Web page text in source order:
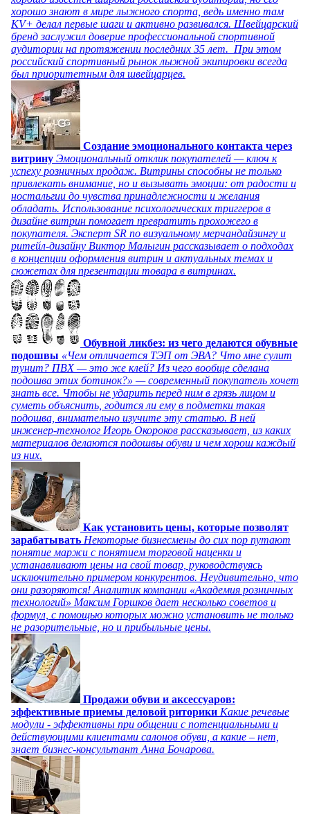
хорошо знают в мире лыжного спорта, ведь именно там
KV+ делал первые шаги и активно развивался. Швейцарский
бренд заслужил доверие профессиональной спортивной
аудитории на протяжении последних 35 лет. При этом
российский спортивный рынок лыжной экипировки всегда
был приоритетным для швейцарцев.
Создание эмоционального контакта через
витрину Эмоциональный отклик покупателей — ключ к
успеху розничных продаж. Витрины способны не только
привлекать внимание, но и вызывать эмоции: от радости и
ностальгии до чувства принадлежности и желания
обладать. Использование психологических триггеров в
дизайне витрин помогает превратить прохожего в
покупателя. Эксперт SR по визуальному мерчандайзингу и
ритейл-дизайну Виктор Малыгин рассказывает о подходах
в концепции оформления витрин и актуальных темах и
сюжетах для презентации товара в витринах.
Обувной ликбез: из чего делаются обувные
подошвы «Чем отличается ТЭП от ЭВА? Что мне сулит
тунит? ПВХ — это же клей? Из чего вообще сделана
подошва этих ботинок?» — современный покупатель хочет
знать все. Чтобы не ударить перед ним в грязь лицом и
суметь объяснить, годится ли ему в подметки такая
подошва, внимательно изучите эту статью. В ней
инженер-технолог Игорь Окороков рассказывает, из каких
материалов делаются подошвы обуви и чем хорош каждый
из них.
Как установить цены, которые позволят
зарабатывать Некоторые бизнесмены до сих пор путают
понятие маржи с понятием торговой наценки и
устанавливают цены на свой товар, руководствуясь
исключительно примером конкурентов. Неудивительно, что
они разоряются! Аналитик компании «Академия розничных
технологий» Максим Горшков дает несколько советов и
формул, с помощью которых можно установить не только
не разорительные, но и прибыльные цены.
Продажи обуви и аксессуаров:
эффективные приемы деловой риторики Какие речевые
модули - эффективны при общении с потенциальными и
действующими клиентами салонов обуви, а какие – нет,
знает бизнес-консультант Анна Бочарова.